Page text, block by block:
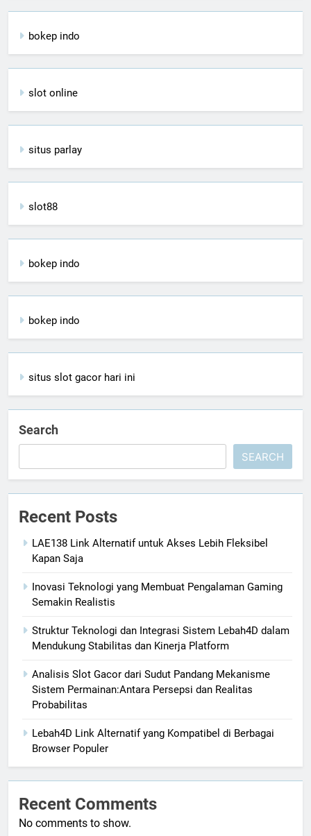
bokep indo
slot online
situs parlay
slot88
bokep indo
bokep indo
situs slot gacor hari ini
Search
SEARCH
Recent Posts
LAE138 Link Alternatif untuk Akses Lebih Fleksibel
Kapan Saja
Inovasi Teknologi yang Membuat Pengalaman Gaming
Semakin Realistis
Struktur Teknologi dan Integrasi Sistem Lebah4D dalam
Mendukung Stabilitas dan Kinerja Platform
Analisis Slot Gacor dari Sudut Pandang Mekanisme
Sistem Permainan:Antara Persepsi dan Realitas
Probabilitas
Lebah4D Link Alternatif yang Kompatibel di Berbagai
Browser Populer
Recent Comments
No comments to show.